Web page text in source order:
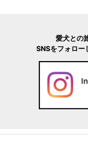
愛犬との
SNSをフォロー